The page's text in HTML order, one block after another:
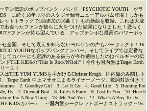
デン伝説のポップパンク・バンド「PSYCHOTIC YOUTH」がラ
」に続く18年ぶりのスタジオ録音ニューアルバム登場！しかも
ットトラックで1曲追加の16曲！）もの新曲を収録。これは大成
出会ったファンが彼らに火をつけた結果になりました！恐らく
ファンが待ち望んでいる、アップテンポな最高のパワーポッ
セ全開、そして衰えを知らないヨルゲンの声もパーフェクト！16
YOUTHなポップパンクナンバー、そしてライブでは定番な
してカバーにも定評のある彼らが今作選曲したのはベルギーの伝
ドTHE KIDSの"This Is Rock'N'Roll"！今作も国内盤はTarget Earth
ース！
はTHE YUM YUMSを手がけるChrister Krogh、国内盤のみ隠しト
Targer Earth 中上マサオによるライナーノーツ、歌詞対訳付き！
2. Goodbye Girl 3. Let It Go 4. Good Life 5. Burning For
Us 7. Oriental Beat 8. Life's A Party 9. Lost In You 10. Here It
For A New Thing 13. Me And You 14. What's A Boy To Do
KIDSカバー） ～国内盤シークレットボーナストラック～16.